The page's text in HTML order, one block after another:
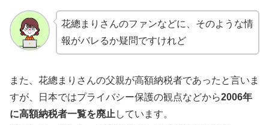
花總まりさんのファンなどに、そのような情
報がバレるか疑問ですけれど
また、花總まりさんの父親が高額納税者であったと言いま
すが、日本ではプライバシー保護の観点などから2006年
に高額納税者一覧を廃止 しています。